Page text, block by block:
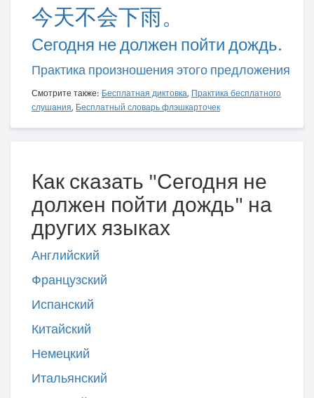
今天不会下雨。
Сегодня не должен пойти дождь.
Практика произношения этого предложения
Смотрите также: Бесплатная диктовка, Практика бесплатного
слушания, Бесплатный словарь флэшкарточек
Как сказать "Сегодня не
должен пойти дождь" на
других языках
Английский
Французский
Испанский
Китайский
Немецкий
Итальянский